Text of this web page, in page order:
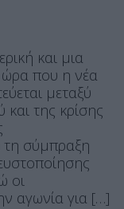
και μια
ώρα που η νέα
μεταξύ
της κρίσης
τη σύμπραξη
οι
αγωνία για […]